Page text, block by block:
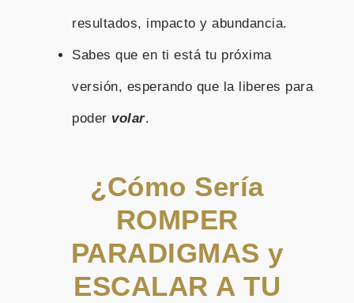
resultados, impacto y abundancia.
Sabes que en ti está tu próxima
versión, esperando que la liberes para
poder volar.
¿Cómo Sería
ROMPER
PARADIGMAS y
ESCALAR A TU